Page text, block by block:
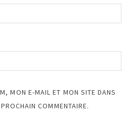
MON E-MAIL ET MON SITE DANS
COMMENTAIRE.